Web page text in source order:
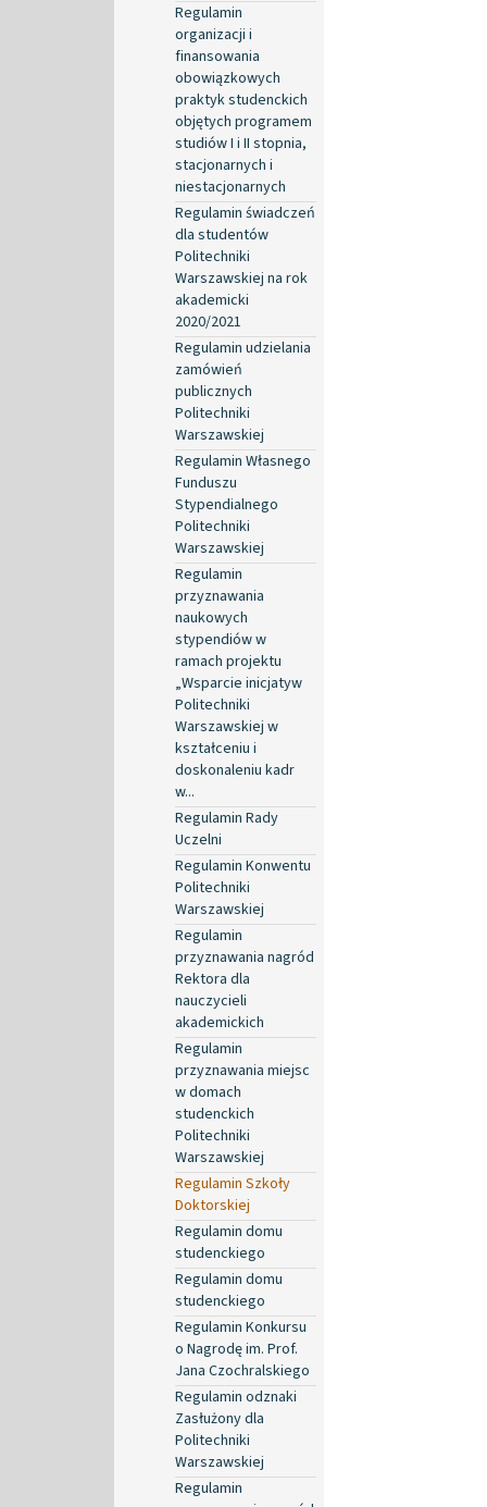
Regulamin
organizacji i
finansowania
obowiązkowych
praktyk studenckich
objętych programem
studiów I i II stopnia,
stacjonarnych i
niestacjonarnych
Regulamin świadczeń
dla studentów
Politechniki
Warszawskiej na rok
akademicki
2020/2021
Regulamin udzielania
zamówień
publicznych
Politechniki
Warszawskiej
Regulamin Własnego
Funduszu
Stypendialnego
Politechniki
Warszawskiej
Regulamin
przyznawania
naukowych
stypendiów w
ramach projektu
„Wsparcie inicjatyw
Politechniki
Warszawskiej w
kształceniu i
doskonaleniu kadr
w...
Regulamin Rady
Uczelni
Regulamin Konwentu
Politechniki
Warszawskiej
Regulamin
przyznawania nagród
Rektora dla
nauczycieli
akademickich
Regulamin
przyznawania miejsc
w domach
studenckich
Politechniki
Warszawskiej
Regulamin Szkoły
Doktorskiej
Regulamin domu
studenckiego
Regulamin domu
studenckiego
Regulamin Konkursu
o Nagrodę im. Prof.
Jana Czochralskiego
Regulamin odznaki
Zasłużony dla
Politechniki
Warszawskiej
Regulamin